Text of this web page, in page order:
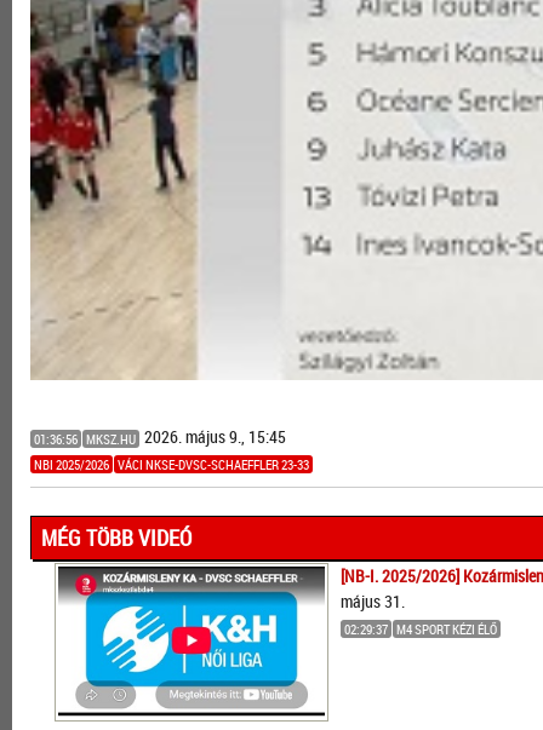
01:36:56 MKSZ.HU 2026. május 9., 15:45
NBI 2025/2026 VÁCI NKSE-DVSC-SCHAEFFLER 23-33
MÉG TÖBB VIDEÓ
[NB-I. 2025/2026]
május 31.
02:29:37 M4 SPORT KÉZI ÉLŐ